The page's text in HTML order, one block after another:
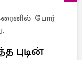
போர்
புடின்